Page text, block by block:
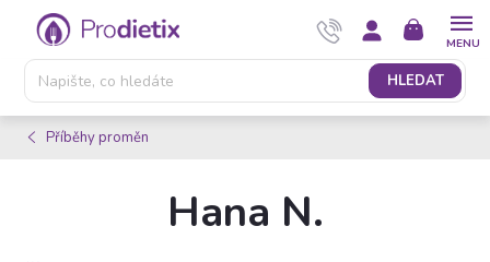
Přejít
obsah
HLEDAT
NÁKUPNÍ
KOŠÍK
Příběhy proměn
Hana N.